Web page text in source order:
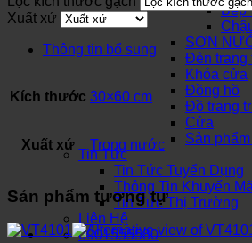
Bếp
SƠN
Đèn trang
Khóa cửa
Đồng hồ
Đồ trang
Cửa
Sản
Tin Tức
Tin Tức Tuyển Dụng
Thông Tin Khuyến
Tin Tức Thị Trường
Liên Hệ
0901555580
Xuất xứ
Thông tin bổ sung
Kích thước 30×60 cm
Xuất xứ Trong nước
Sản phẩm tương tự